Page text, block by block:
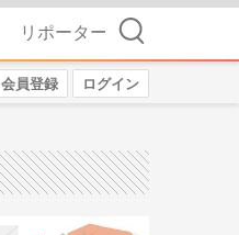
リポーター 検索
会員登録 ログイン